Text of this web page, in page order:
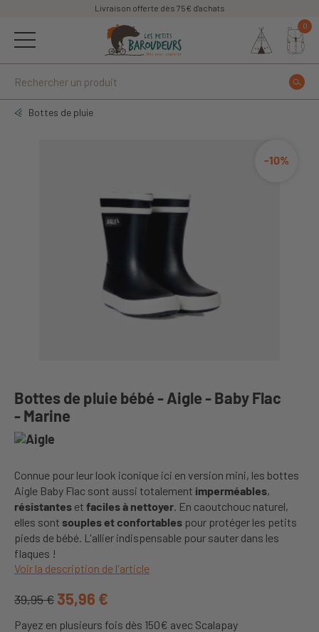
Livraison offerte dès 75€ d'achats
0
Bottes de pluie
-10%
Bottes de pluie bébé - Aigle - Baby Flac
- Marine
Connue pour leur look iconique ici en version mini, les bottes
Aigle Baby Flac sont aussi totalement imperméables,
résistantes et faciles à nettoyer. En caoutchouc naturel,
elles sont souples et confortables pour protéger les petits
pieds de bébé. L'allier indispensable pour sauter dans les
flaques !
Voir la description de l'article
39,95 € 35,96 €
Payez en plusieurs fois dès 150€ avec Scalapay